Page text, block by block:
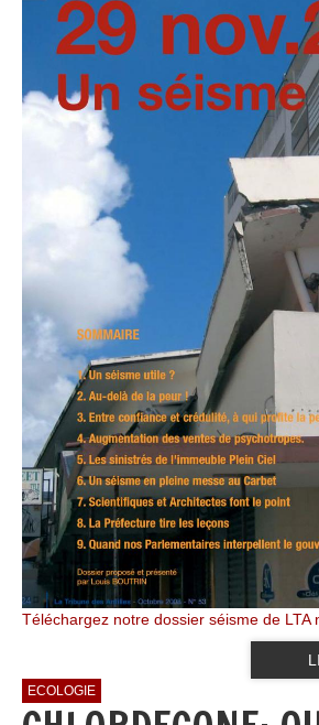
Téléchargez notre dossier séisme de LTA
ECOLOGIE